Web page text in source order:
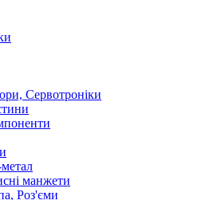
Сервотроніки
манжети
Роз'єми